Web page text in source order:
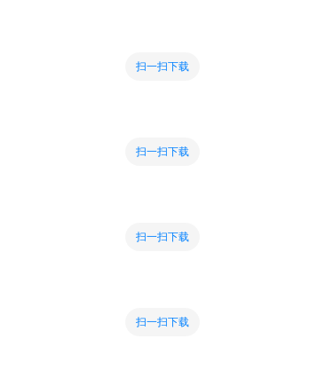
扫一扫下载
扫一扫下载
扫一扫下载
扫一扫下载